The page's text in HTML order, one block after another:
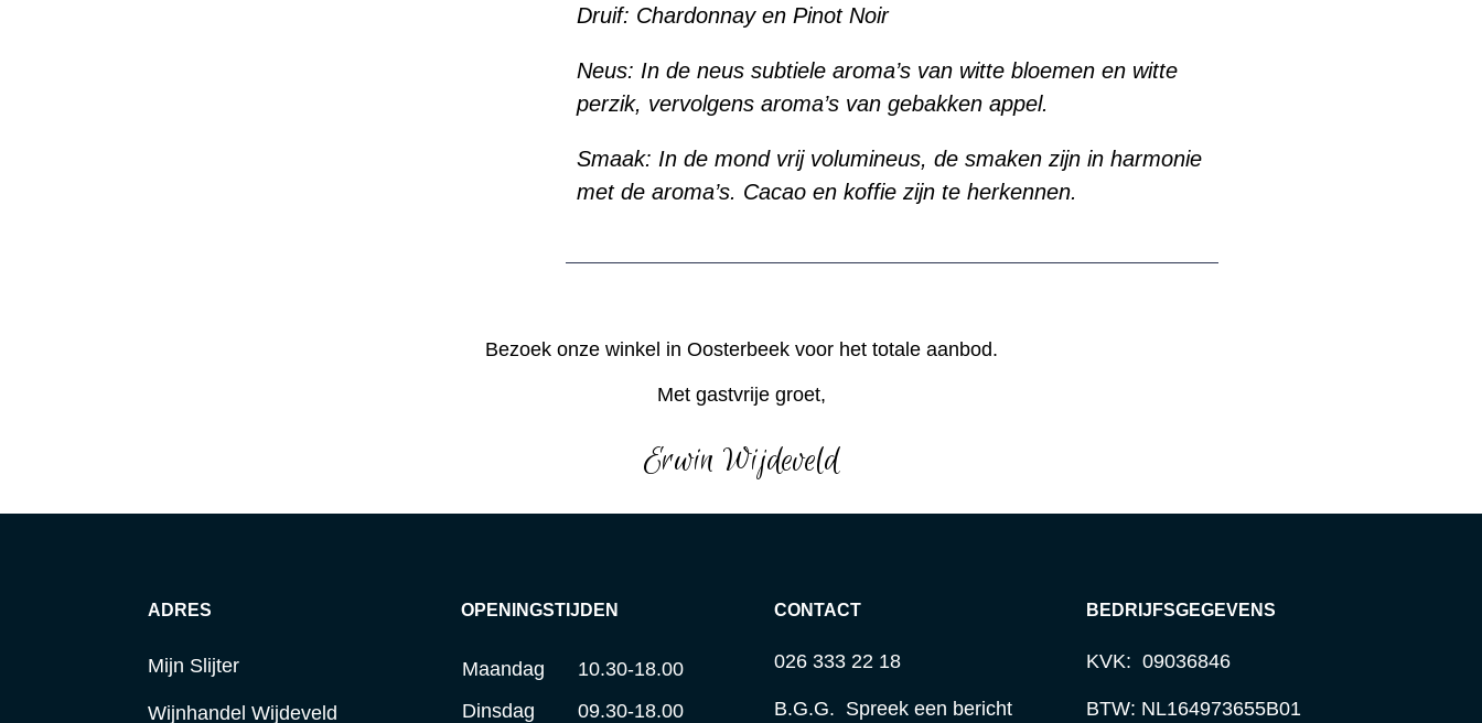
Druif: Chardonnay en Pinot Noir
Neus: In de neus subtiele aroma’s van witte bloemen en witte
perzik, vervolgens aroma’s van gebakken appel.
Smaak: In de mond vrij volumineus, de smaken zijn in harmonie
met de aroma’s. Cacao en koffie zijn te herkennen.
Bezoek onze winkel in Oosterbeek voor het totale aanbod.
Met gastvrije groet,
Erwin Wijdeveld
ADRES
Mijn Slijter
Wijnhandel Wijdeveld
OPENINGSTIJDEN
Maandag
10.30-18.00
Dinsdag
09.30-18.00
CONTACT
026 333 22 18
B.G.G. Spreek een bericht
BEDRIJFSGEGEVENS
KVK: 09036846
BTW: NL164973655B01